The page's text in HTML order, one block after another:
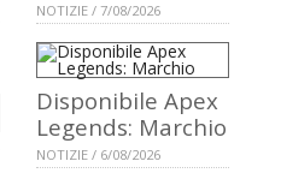
NOTIZIE / 7/08/2026
Disponibile Apex
Legends: Marchio
NOTIZIE / 6/08/2026